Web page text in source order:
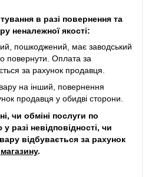
в разі повернення та
неналежної якості:
пошкоджений, має заводський
повернути. Оплата за
за рахунок продавця.
на інший, повернення
продавця у обидві сторони.
чи обміні послуги по
разі невідповідності, чи
відбувається за рахунок
магазину.